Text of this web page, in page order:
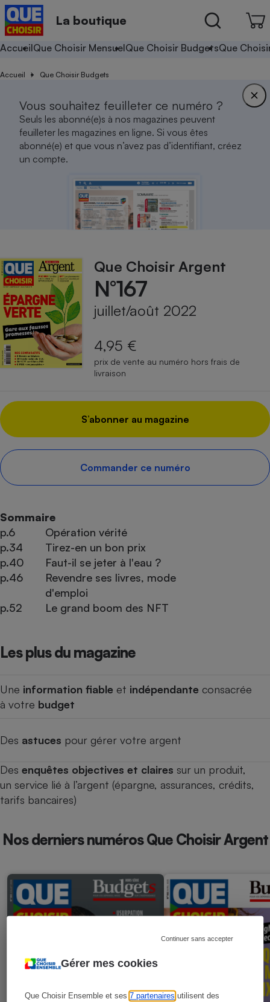
Gérer mes cookies
Que Choisir Ensemble et ses7 partenaires utilisent des
Continuer sans accepter
La boutique
AccueilQue Choisir MensuelQue Choisir BudgetsQue
Accueil Que Choisir Budgets
Vous souhaitez feuilleter ce numéro ?
Seuls les abonné(e)s à nos magazines peuvent
feuilleter les magazines en ligne. Si vous êtes
abonné(e) et que vous n’avez pas d’identifiant, créez
un compte.
Que Choisir Argent
N°167
juillet/août 2022
4,95 €
prix de vente au numéro hors frais de
livraison
S’abonner au magazine
Commander ce numéro
Sommaire
p.6
Opération vérité
p.34
Tirez-en un bon prix
p.40
Faut-il se jeter à l'eau ?
p.46
Revendre ses livres, mode
d'emploi
p.52
Le grand boom des NFT
Les plus du magazine
Une information fiable et indépendante consacrée
à votre budget
Des astuces pour gérer votre argent
Des enquêtes objectives et claires sur un produit,
un service lié à l’argent (épargne, assurances, crédits,
tarifs bancaires)
Nos derniers numéros Que Choisir Argent